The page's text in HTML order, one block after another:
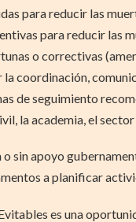
para reducir las
para reducir las
o correctivas
coordinación,
de seguimiento
la academia, el
sin apoyo
a planificar
es una